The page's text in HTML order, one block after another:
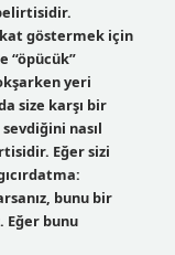
göstermek için
“öpücük”
yeri
size karşı bir
nasıl
Eğer sizi
bunu bir
bunu